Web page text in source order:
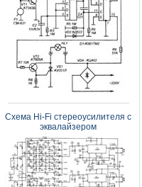
Схема Hi-Fi стереоусилителя с
эквалайзером